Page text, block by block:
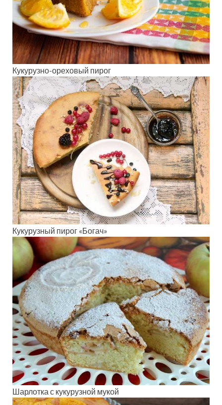
Кукурузно-ореховый пирог
Кукурузный пирог «Богач»
Шарлотка с кукурузной мукой